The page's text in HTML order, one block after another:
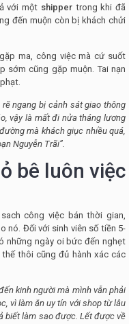
với một shippertrong khi đã
đến muộn còn bị khách chửi
ma, công việc mà cứ suốt
cũng gặp muộn. Tai nạn
ngang bị cảnh sát giao thông
vậy là mất đi nửa tháng lương
mà khách giục nhiều quá,
Nguyễn Trãi”.
bê luôn việc
công việc bán thời gian,
nó. Đối với sinh viên số tiền 5-
những ngày oi bức đến nghẹt
thôi cũng đủ hành xác các
kinh người mà mình vẫn phải
vì làm ăn uy tín với shop từ lâu
biết làm sao được. Lết được về